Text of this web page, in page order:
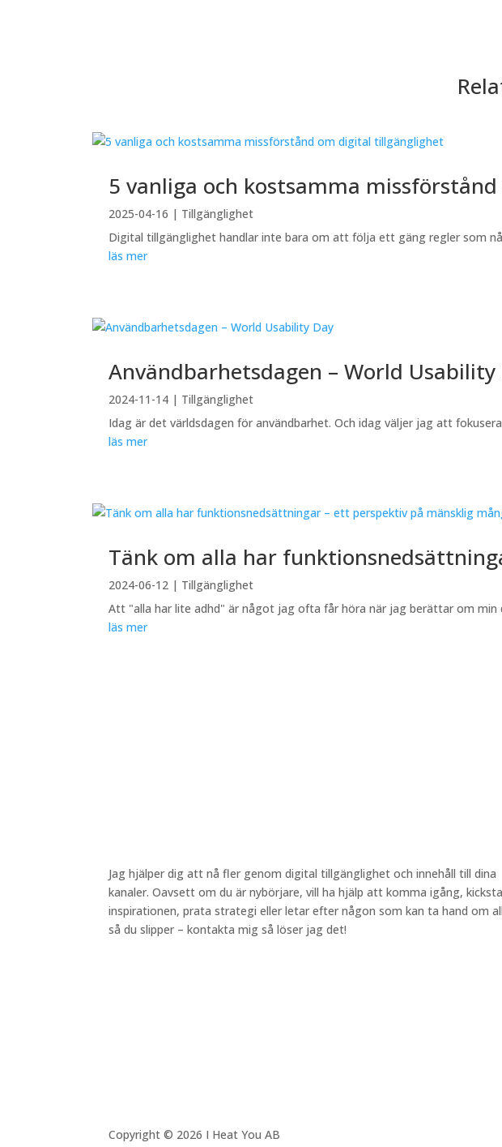
5 vanliga och kostsamma
2025-04-16 | Tillgänglighet
Digital tillgänglighet handlar inte bara om att följa ett gäng regler som
läs mer
Användbarhetsdagen – World Usability
2024-11-14 | Tillgänglighet
Idag är det världsdagen för användbarhet. Och idag väljer jag att
läs mer
Tänk om alla har
2024-06-12 | Tillgänglighet
Att "alla har lite adhd" är något jag ofta får höra när jag berättar om min
läs mer
Jag hjälper dig att nå fler genom digital tillgänglighet och innehåll till dina
kanaler. Oavsett om du är nybörjare, vill ha hjälp att komma igång,
inspirationen, prata strategi eller letar efter någon som kan ta hand om
så du slipper – kontakta mig så löser jag det!
Copyright © 2026 I Heat You AB